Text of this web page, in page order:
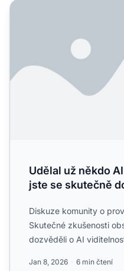
Udělal už někdo AI
Udělal už někdo
jste se skutečně
Diskuze komunity o
Skutečné zkušenosti
dozvěděli o AI
Jan 8, 2026 6 min čtení